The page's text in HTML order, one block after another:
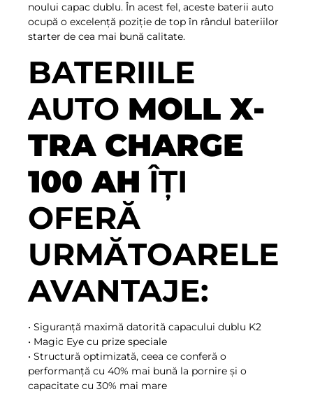
noului capac dublu. În acest fel, aceste baterii auto
ocupă o excelență poziție de top în rândul bateriilor
starter de cea mai bună calitate.
BATERIILE
AUTO MOLL X-
TRA CHARGE
100 AH ÎȚI
OFERĂ
URMĂTOARELE
AVANTAJE:
• Siguranță maximă datorită capacului dublu K2
• Magic Eye cu prize speciale
• Structură optimizată, ceea ce conferă o
performanță cu 40% mai bună la pornire și o
capacitate cu 30% mai mare